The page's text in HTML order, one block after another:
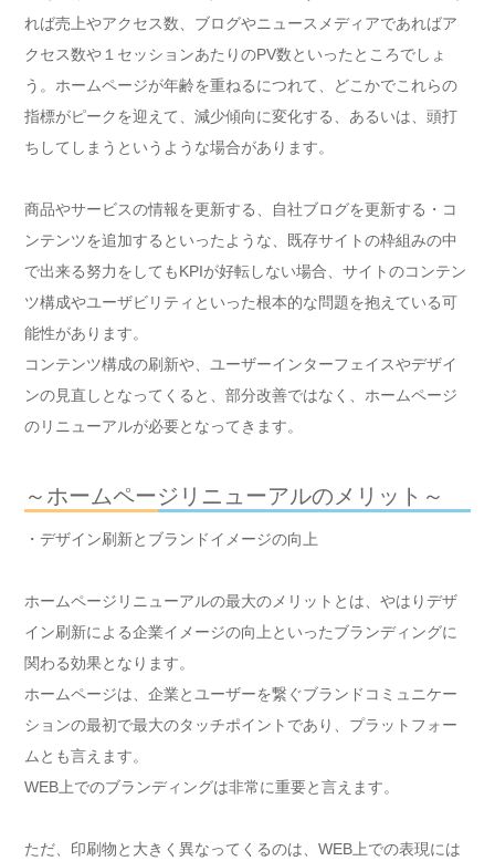
れば売上やアクセス数、ブログやニュースメディアであればア
クセス数や１セッションあたりのPV数といったところでしょ
う。ホームページが年齢を重ねるにつれて、どこかでこれらの
指標がピークを迎えて、減少傾向に変化する、あるいは、頭打
ちしてしまうというような場合があります。
商品やサービスの情報を更新する、自社ブログを更新する・コ
ンテンツを追加するといったような、既存サイトの枠組みの中
で出来る努力をしてもKPIが好転しない場合、サイトのコンテン
ツ構成やユーザビリティといった根本的な問題を抱えている可
能性があります。
コンテンツ構成の刷新や、ユーザーインターフェイスやデザイ
ンの見直しとなってくると、部分改善ではなく、ホームページ
のリニューアルが必要となってきます。
～ホームページリニューアルのメリット～
・デザイン刷新とブランドイメージの向上
ホームページリニューアルの最大のメリットとは、やはりデザ
イン刷新による企業イメージの向上といったブランディングに
関わる効果となります。
ホームページは、企業とユーザーを繋ぐブランドコミュニケー
ションの最初で最大のタッチポイントであり、プラットフォー
ムとも言えます。
WEB上でのブランディングは非常に重要と言えます。
ただ、印刷物と大きく異なってくるのは、WEB上での表現には